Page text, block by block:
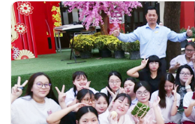
Hồn Việt đong đầy trong
đường của trường Ngô